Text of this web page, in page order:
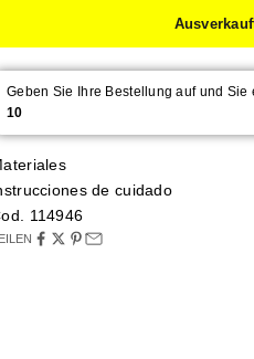
Geben Sie Ihre Bestellung auf und Sie
10
de cuidado
114946